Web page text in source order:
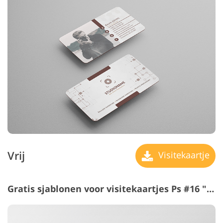
Vrij Visitekaartje
Gratis sjablonen voor visitekaartjes Ps #16 "In the Limelight"